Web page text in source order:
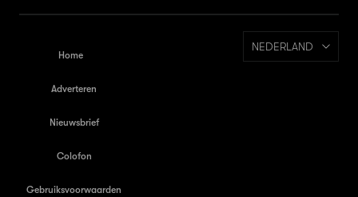
Home
Adverteren
Nieuwsbrief
Colofon
Gebruiksvoorwaarden
NEDERLAND